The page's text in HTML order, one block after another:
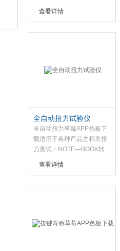
试验， 荷重
效果。
查看详情
全自动扭力试验仪
全自动扭力草莓APP色板下
载适用于各种产品之相关扭
力测试：NOTE—BOOK转
成品转轴测试)、 液晶显器
查看详情